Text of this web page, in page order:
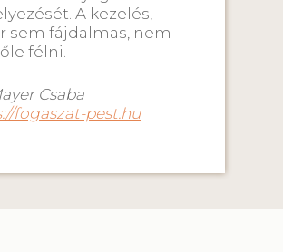
A kezelés,
sem fájdalmas, nem
félni.
Csaba
fogaszat-pest.hu